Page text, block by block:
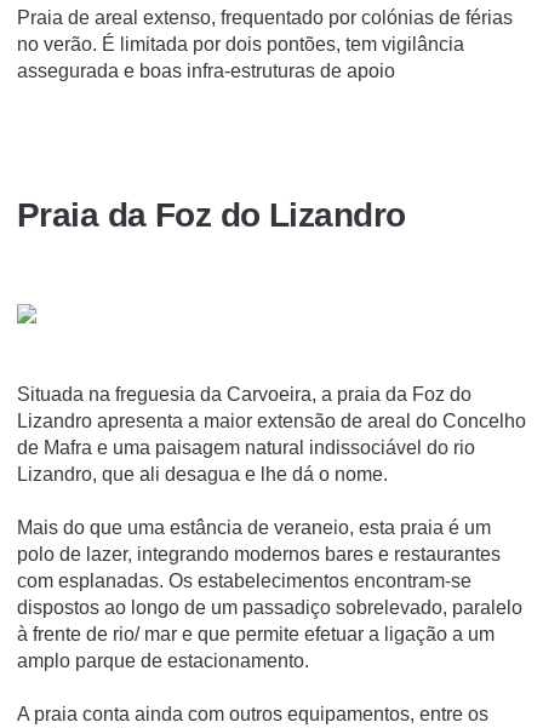
Praia de areal extenso, frequentado por colónias de férias
no verão. É limitada por dois pontões, tem vigilância
assegurada e boas infra-estruturas de apoio
Praia da Foz do Lizandro
Situada na freguesia da Carvoeira, a praia da Foz do
Lizandro apresenta a maior extensão de areal do Concelho
de Mafra e uma paisagem natural indissociável do rio
Lizandro, que ali desagua e lhe dá o nome.
Mais do que uma estância de veraneio, esta praia é um
polo de lazer, integrando modernos bares e restaurantes
com esplanadas. Os estabelecimentos encontram-se
dispostos ao longo de um passadiço sobrelevado, paralelo
à frente de rio/ mar e que permite efetuar a ligação a um
amplo parque de estacionamento.
A praia conta ainda com outros equipamentos, entre os